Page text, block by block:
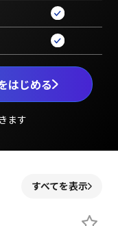
はじめる
ます
すべてを表示